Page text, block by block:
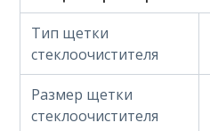
Тип щетки
стеклоочистителя
Размер щетки
стеклоочистителя